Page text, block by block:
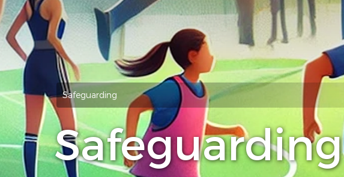
Safeguarding
Safeguarding